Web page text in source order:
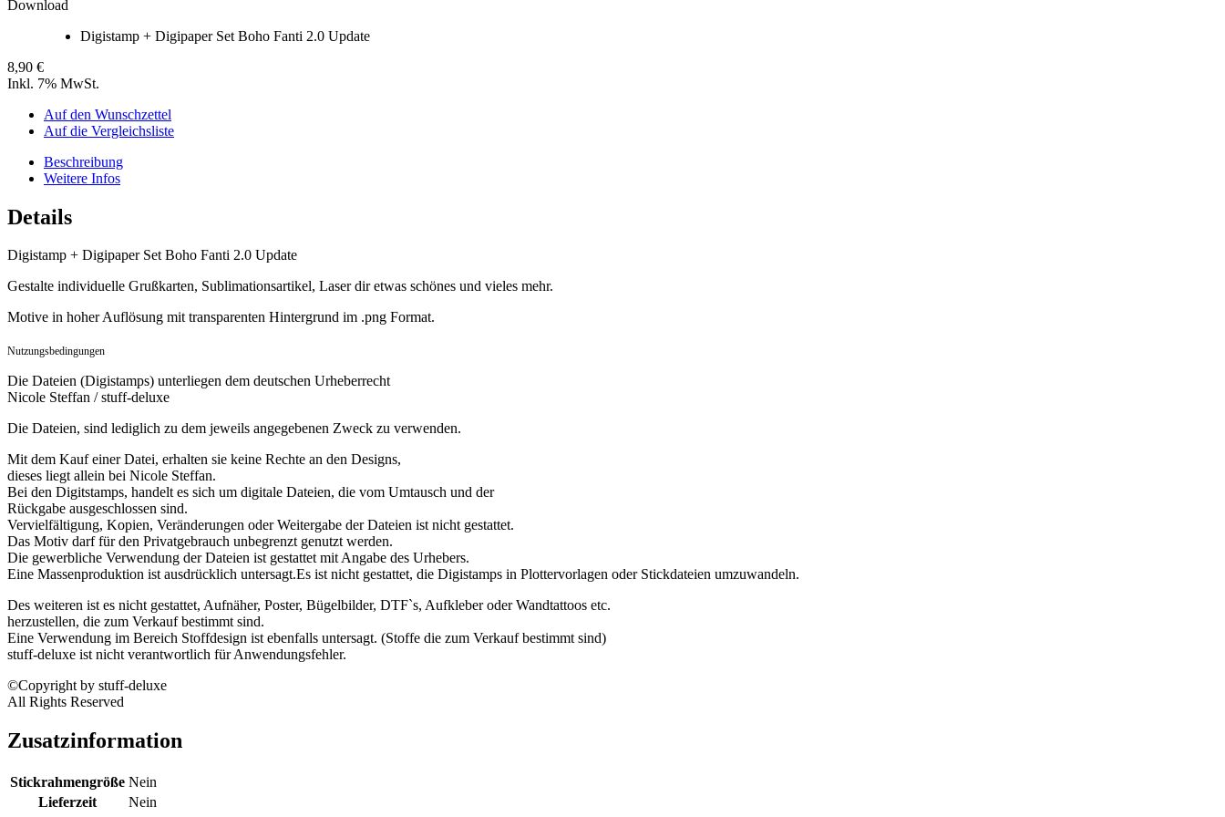
Download
Digistamp + Digipaper Set Boho Fanti 2.0 Update
8,90 €
Inkl. 7% MwSt.
Auf den Wunschzettel
Auf die Vergleichsliste
Beschreibung
Weitere Infos
Details
Digistamp + Digipaper Set Boho Fanti 2.0 Update
Gestalte individuelle Grußkarten, Sublimationsartikel, Laser dir etwas schönes und vieles mehr.
Motive in hoher Auflösung mit transparenten Hintergrund im .png Format.
Nutzungsbedingungen
Die Dateien (Digistamps) unterliegen dem deutschen Urheberrecht
Nicole Steffan / stuff-deluxe
Die Dateien, sind lediglich zu dem jeweils angegebenen Zweck zu verwenden.
Mit dem Kauf einer Datei, erhalten sie keine Rechte an den Designs,
dieses liegt allein bei Nicole Steffan.
Bei den Digitstamps, handelt es sich um digitale Dateien, die vom Umtausch und der
Rückgabe ausgeschlossen sind.
Vervielfältigung, Kopien, Veränderungen oder Weitergabe der Dateien ist nicht gestattet.
Das Motiv darf für den Privatgebrauch unbegrenzt genutzt werden.
Die gewerbliche Verwendung der Dateien ist gestattet mit Angabe des Urhebers.
Eine Massenproduktion ist ausdrücklich untersagt.Es ist nicht gestattet, die Digistamps in Plottervorlagen oder Stickdateien umzuwandeln.
Des weiteren ist es nicht gestattet, Aufnäher, Poster, Bügelbilder, DTF`s, Aufkleber oder Wandtattoos etc.
herzustellen, die zum Verkauf bestimmt sind.
Eine Verwendung im Bereich Stoffdesign ist ebenfalls untersagt. (Stoffe die zum Verkauf bestimmt sind)
stuff-deluxe ist nicht verantwortlich für Anwendungsfehler.
©Copyright by stuff-deluxe
All Rights Reserved
Zusatzinformation
Stickrahmengröße Nein
Lieferzeit
Nein